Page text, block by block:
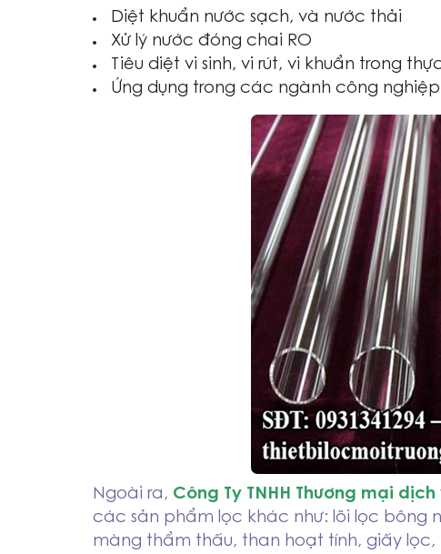
Diệt khuẩn nước sạch, và nước thải
Xử lý nước đóng chai RO
Tiêu diệt vi sinh, vi rút, vi khuẩn trong
Ứng dụng trong các ngành công
Ngoài ra, Công Ty TNHH Thương mại
các sản phẩm lọc khác như: lõi lọc bông
màng thẩm thấu, than hoạt tính, giấy lọc,